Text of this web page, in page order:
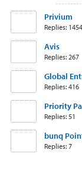
Privium
Replies: 1454
Avis
Replies: 267
Global
Replies: 416
Priority
Replies: 51
bunq
Replies: 7